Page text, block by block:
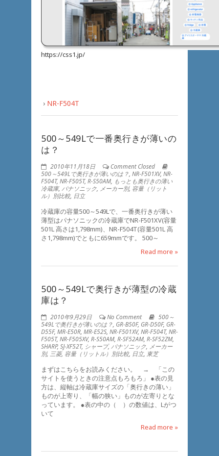
https://css1.jp/
› NR-F504T
500～549Lで一番奥行きが薄いの
は？
2010年11月18日
Comment Closed
500～549Lで奥行きが薄いのは？, NR-F501XV, NR-
F504T, NR-F505T, R-S50AM, もっとも奥行きの薄い
冷蔵庫, パナソニック, メーカー別, 容量（リット
ル）別比較, 日立
冷蔵庫の容量500～549Lで、一番奥行きが薄い
薄型はパナソニックの冷蔵庫でNR-F501XV(容量
501L 高さは1,798mm)、NR-F504T(容量501L 高
さ1,798mm)でともに659mmです。 500～
Read more »
500～549Lで奥行きが薄型の冷蔵
庫は？
2010年9月29日 No Comment
500～
549Lで奥行きが薄いのは？, GR-B50F, GR-D50F, GR-
D55F, MR-E50R, MR-E52S, NR-F501XV, NR-F504T, NR-
F505T, NR-F505XV, R-S50AM, R-SF52AM, R-SF52ZM,
SHARP, SJ-XF52T, シャープ,パナソニック, メーカー
別, 三菱, 容量（リットル）別比較, 日立, 東芝
まずはこちらをお読みください。 → 「この
サイトを使うときの注意点もろもろ」 ●表の見
方は、縦軸は冷蔵庫サイズの「奥行きの薄い」
ものが上寄り、「幅の狭い」ものが左寄りとな
っています。 ●表の中の（ ）の数値は、Lがつ
いて
Read more »